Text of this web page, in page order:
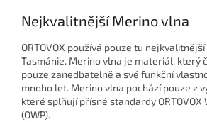
Nejkvalitnější Merino vlna
ORTOVOX používá pouze tu nejkvalitnější
Tasmánie. Merino vlna je materiál, který
pouze zanedbatelně a své funkční
mnoho let. Merino vlna pochází pouze z
které splňují přísné standardy ORTOVOX
(OWP).